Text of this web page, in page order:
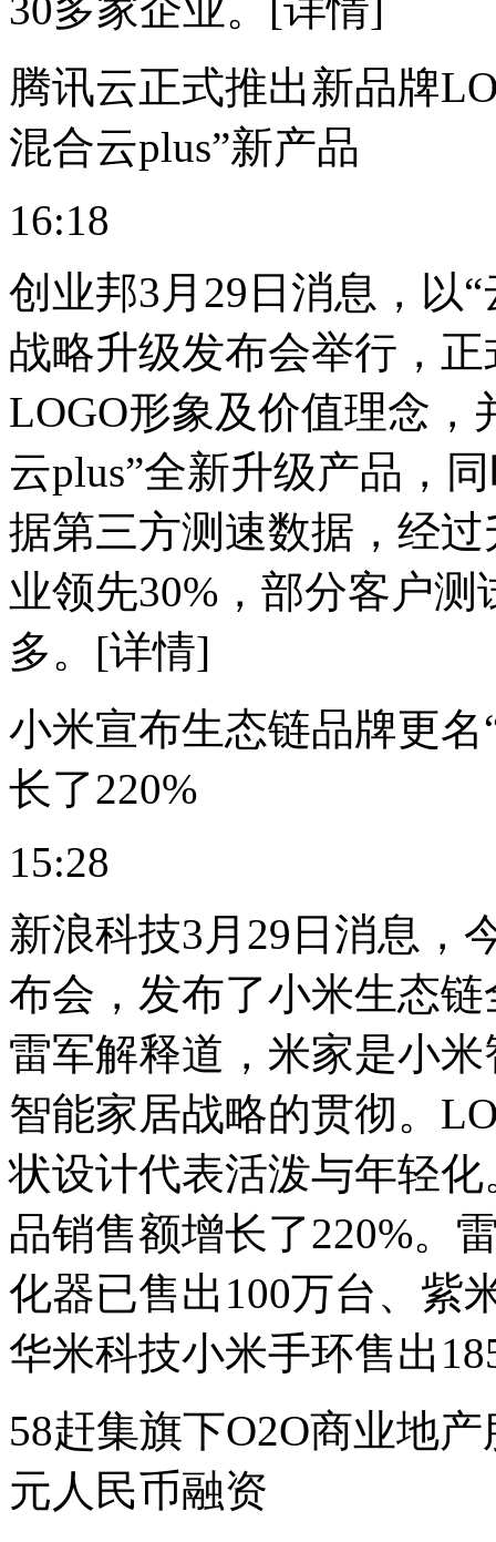
腾讯云正式推出新品牌
混合云plus”新产品
16:18
创业邦3月29日消息，以
战略升级发布会举行，
LOGO形象及价值理念，
云plus”全新升级产品，
据第三方测速数据，经
业领先30%，部分客户
多。[详情]
小米宣布生态链品牌更
长了220%
15:28
新浪科技3月29日消息，
布会，发布了小米生态
雷军解释道，米家是小
智能家居战略的贯彻。
状设计代表活泼与年轻
品销售额增长了220%。
化器已售出100万台、紫
华米科技小米手环售出
58赶集旗下O2O商业地
元人民币融资